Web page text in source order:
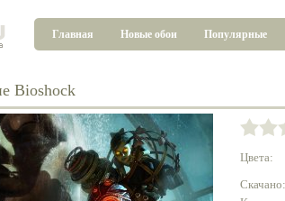
Главная Новые обои Популярные
Bioshock
Цвета: